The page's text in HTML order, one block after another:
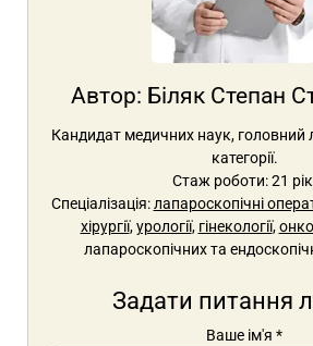
Автор: Біляк Степан
Кандидат медичних наук, головний
категорії.
Стаж роботи: 21
Спеціалізація:лапароскопічні
хірургії,урології, гінекології,
лапароскопічних та
Задати питання
Ваше ім'я *